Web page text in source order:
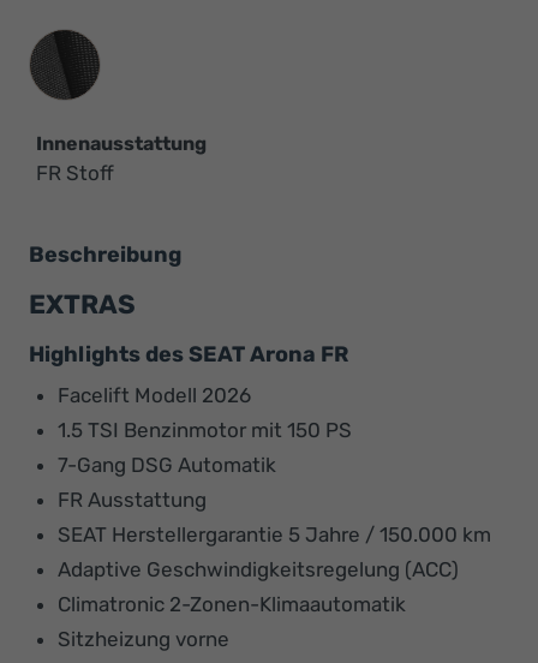
Innenausstattung
Innenausstattung
FR Stoff
Beschreibung
EXTRAS
Highlights des SEAT Arona FR
Facelift Modell 2026
1.5 TSI Benzinmotor mit 150 PS
7-Gang DSG Automatik
FR Ausstattung
SEAT Herstellergarantie 5 Jahre / 150.000 km
Adaptive Geschwindigkeitsregelung (ACC)
Climatronic 2-Zonen-Klimaautomatik
Sitzheizung vorne